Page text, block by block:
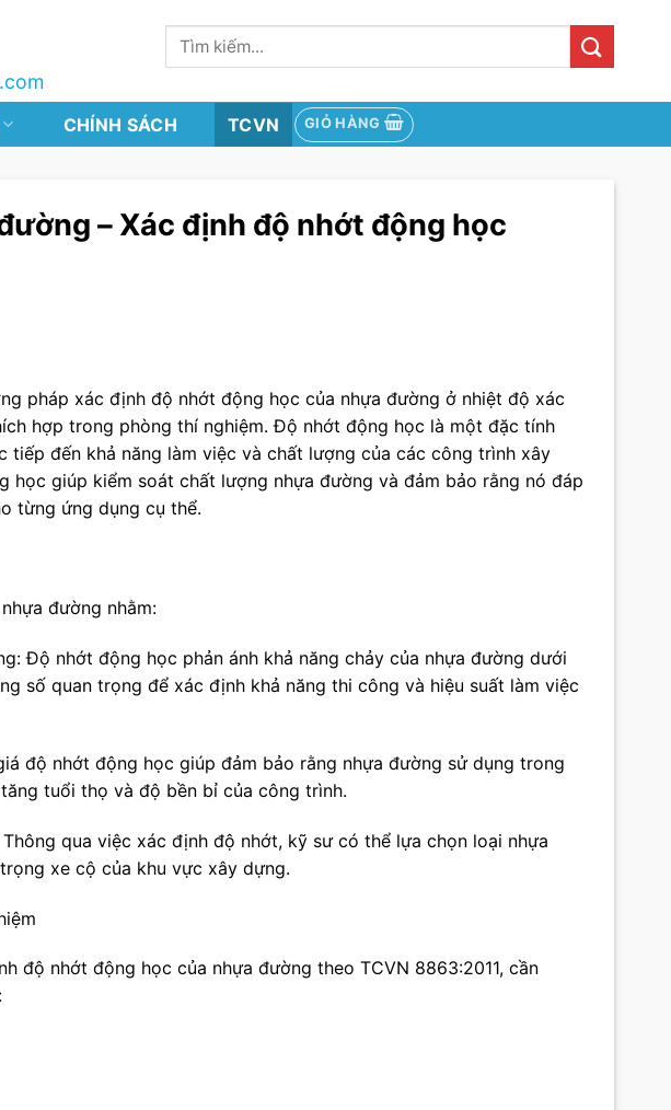
Tìm
kiếm:
CHÍNH SÁCH TCVN GIỎ HÀNG
– Xác định độ nhớt động học
pháp xác định độ nhớt động học của nhựa đường ở nhiệt độ xác
hợp trong phòng thí nghiệm. Độ nhớt động học là một đặc tính
tiếp đến khả năng làm việc và chất lượng của các công trình xây
học giúp kiểm soát chất lượng nhựa đường và đảm bảo rằng nó đáp
từng ứng dụng cụ thể.
đường nhằm:
Độ nhớt động học phản ánh khả năng chảy của nhựa đường dưới
số quan trọng để xác định khả năng thi công và hiệu suất làm việc
độ nhớt động học giúp đảm bảo rằng nhựa đường sử dụng trong
tuổi thọ và độ bền bỉ của công trình.
qua việc xác định độ nhớt, kỹ sư có thể lựa chọn loại nhựa
xe cộ của khu vực xây dựng.
độ nhớt động học của nhựa đường theo TCVN 8863:2011, cần